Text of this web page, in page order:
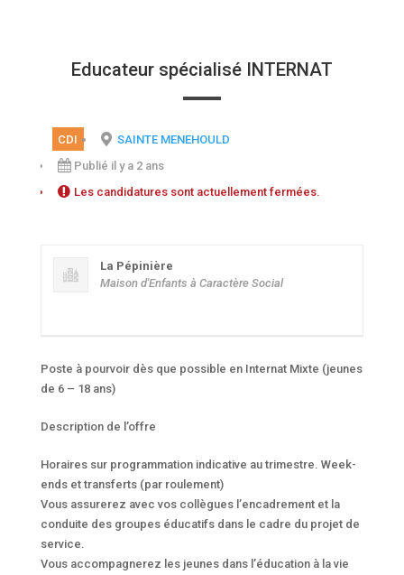
Educateur spécialisé INTERNAT
CDI
SAINTE MENEHOULD
Publié il y a 2 ans
Les candidatures sont actuellement fermées.
La Pépinière
Maison d'Enfants à Caractère Social
Poste à pourvoir dès que possible en Internat Mixte (jeunes
de 6 – 18 ans)
Description de l’offre
Horaires sur programmation indicative au trimestre. Week-
ends et transferts (par roulement)
Vous assurerez avec vos collègues l’encadrement et la
conduite des groupes éducatifs dans le cadre du projet de
service.
Vous accompagnerez les jeunes dans l’éducation à la vie